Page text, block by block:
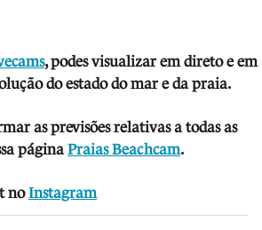
, podes visualizar em direto e em
do estado do mar e da praia.
as previsões relativas a todas as
página Praias Beachcam.
no Instagram